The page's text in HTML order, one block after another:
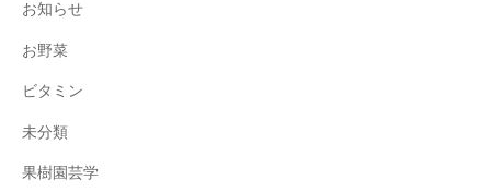
お知らせ
お野菜
ビタミン
未分類
果樹園芸学